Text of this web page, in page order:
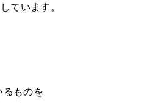
ています。
るものを